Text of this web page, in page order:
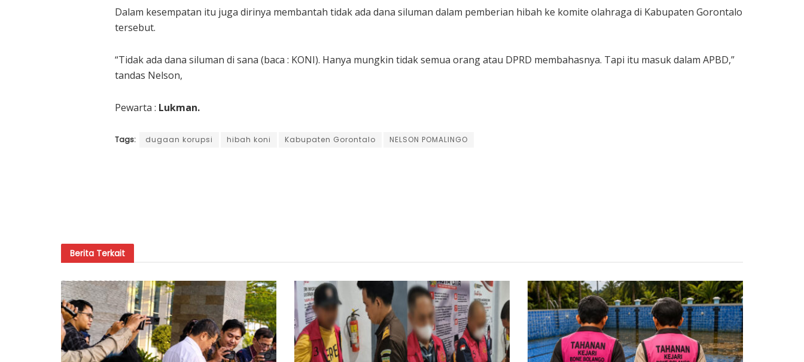
Dalam kesempatan itu juga dirinya membantah tidak ada dana siluman dalam pemberian hibah ke komite olahraga di Kabupaten Gorontalo
tersebut.
“Tidak ada dana siluman di sana (baca : KONI). Hanya mungkin tidak semua orang atau DPRD membahasnya. Tapi itu masuk dalam APBD,”
tandas Nelson,
Pewarta : Lukman.
Tags: dugaan korupsi hibah koni Kabupaten Gorontalo NELSON POMALINGO
Berita Terkait